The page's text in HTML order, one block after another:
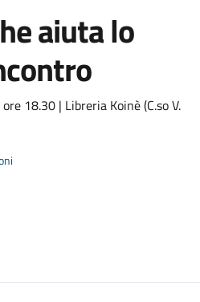
aiuta lo
18.30 | Libreria Koinè (C.so V.